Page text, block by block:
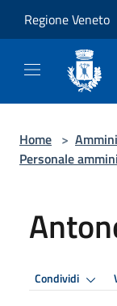
Regione Veneto
Home >
Personale
Condividi